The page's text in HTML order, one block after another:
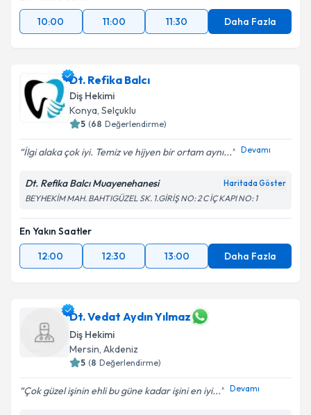
10:00
11:00 11:30 Daha Fazla
Dt. Refika Balcı
Diş Hekimi
Konya, Selçuklu
5 (68 Değerlendirme)
İlgi alaka çok iyi. Temiz ve hijyen bir ortam aynı... Devamı
Dt. Refika Balcı Muayenehanesi Haritada Göster
BEYHEKİM MAH. BAHTIGÜZEL SK. 1.GİRİŞ NO: 2 C İÇ KAPI NO: 1
En Yakın Saatler
12:00
12:30 13:00 Daha Fazla
Dt. Vedat Aydın Yılmaz
Diş Hekimi
Mersin, Akdeniz
5 (8 Değerlendirme)
Çok güzel işinin ehli bu güne kadar işini en iyi... Devamı